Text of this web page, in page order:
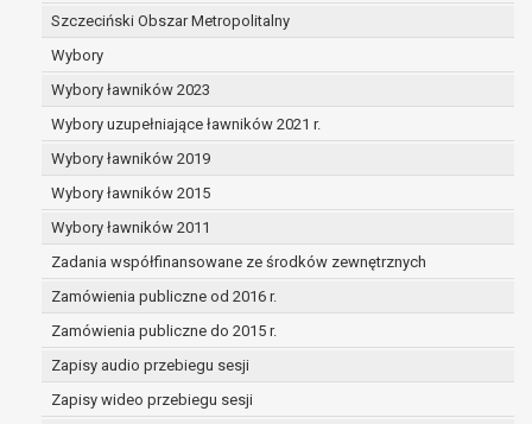
Szczeciński Obszar Metropolitalny
Wybory
Wybory ławników 2023
Wybory uzupełniające ławników 2021 r.
Wybory ławników 2019
Wybory ławników 2015
Wybory ławników 2011
Zadania współfinansowane ze środków zewnętrznych
Zamówienia publiczne od 2016 r.
Zamówienia publiczne do 2015 r.
Zapisy audio przebiegu sesji
Zapisy wideo przebiegu sesji
osobowych, która jest podstawą
przetwarzania danych i nie ma innej
danych,
dane osobowe przetwarzane są
niezgodnie z prawem,
dane osobowe muszą być usunięte w
celu wywiązania się z obowiązku
prawo do żądania ograniczenia
przetwarzania danych osobowych na
podstawie art. 18 RODO, w przypadku gdy:
osoba, której dane dotyczą
kwestionuje prawidłowość danych
osobowych – na okres pozwalający
administratorowi sprawdzić